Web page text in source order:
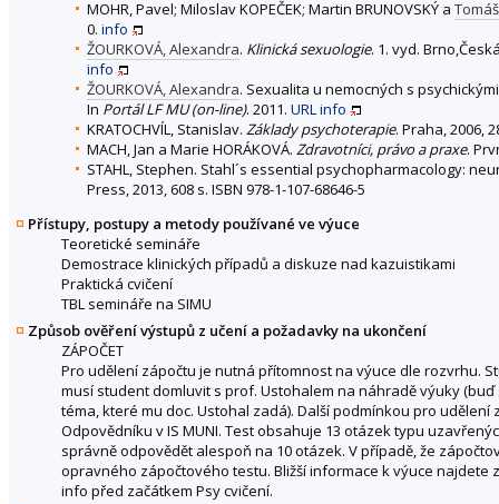
MOHR, Pavel; Miloslav KOPEČEK; Martin BRUNOVSKÝ a
0. info
ŽOURKOVÁ, Alexandra. Klinická sexuologie. 1. vyd.
info
ŽOURKOVÁ, Alexandra. Sexualita u nemocných s
In Portál LF MU (on-line). 2011. URLinfo
KRATOCHVÍL, Stanislav. Základy psychoterapie. Praha, 2006,
MACH, Jan a Marie HORÁKOVÁ. Zdravotníci, právo a praxe.
STAHL, Stephen. Stahl´s essential psychopharmacology:
Press, 2013, 608 s. ISBN 978-1-107-68646-5
Přístupy, postupy a metody používané ve výuce
Teoretické semináře
Demostrace klinických případů a diskuze nad kazuistikami
Praktická cvičení
TBL semináře na SIMU
Způsob ověření výstupů z učení a požadavky na ukončení
ZÁPOČET
Pro udělení zápočtu je nutná přítomnost na výuce dle rozvrhu.
musí student domluvit s prof. Ustohalem na náhradě výuky
téma, které mu doc. Ustohal zadá). Další podmínkou pro
Odpovědníku v IS MUNI. Test obsahuje 13 otázek typu
správně odpovědět alespoň na 10 otázek. V případě, že
opravného zápočtového testu. Bližší informace k výuce
info před začátkem Psy cvičení.